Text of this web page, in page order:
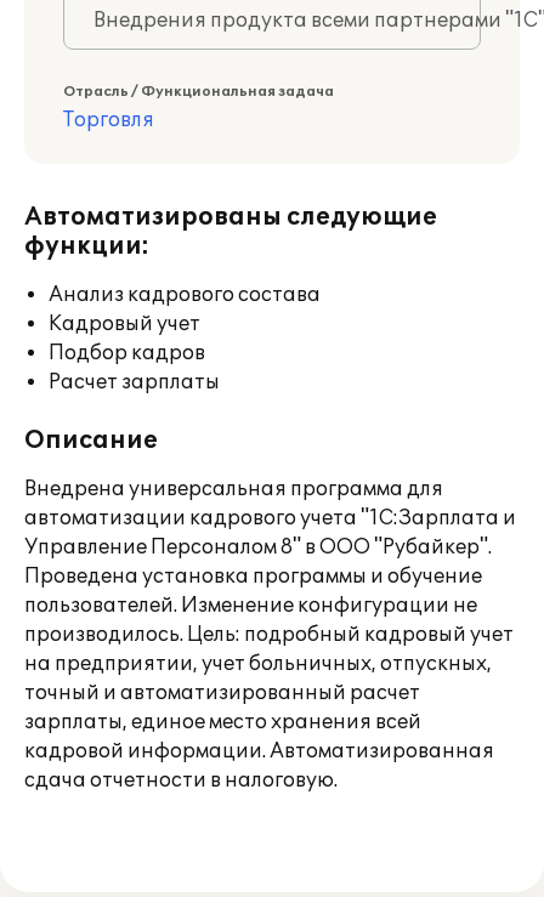
Внедрения продукта всеми партнерами
Отрасль / Функциональная задача
Торговля
Автоматизированы следующие
функции:
Анализ кадрового состава
Кадровый учет
Подбор кадров
Расчет зарплаты
Описание
Внедрена универсальная программа для
автоматизации кадрового учета "1С:Зарплата и
Управление Персоналом 8" в ООО "Рубайкер".
Проведена установка программы и обучение
пользователей. Изменение конфигурации не
производилось. Цель: подробный кадровый учет
на предприятии, учет больничных, отпускных,
точный и автоматизированный расчет
зарплаты, единое место хранения всей
кадровой информации. Автоматизированная
сдача отчетности в налоговую.